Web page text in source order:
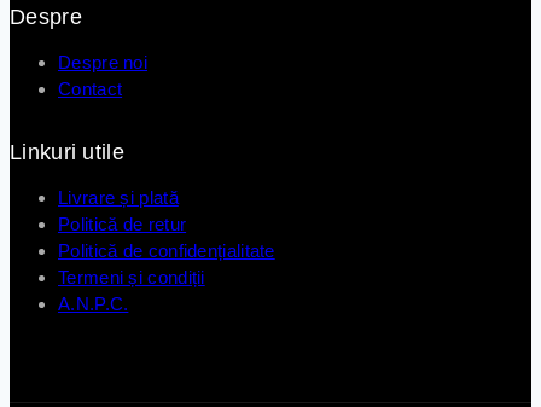
Despre
Despre noi
Contact
Linkuri utile
Livrare și plată
Politică de retur
Politică de confidențialitate
Termeni și condiții
A.N.P.C.